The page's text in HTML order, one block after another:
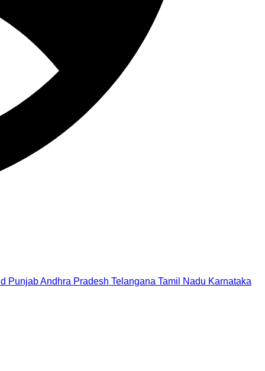
PunjabAndhra Pradesh Telangana Tamil Nadu Karnataka